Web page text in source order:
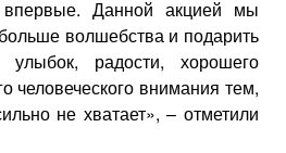
Данной акцией мы
волшебства и подарить
радости, хорошего
человеческого внимания тем,
не хватает», – отметили